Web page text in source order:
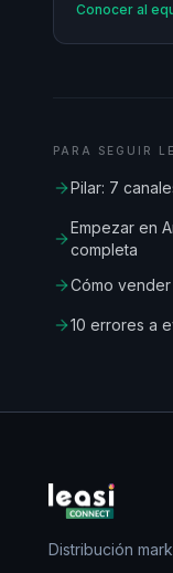
Conocer al
PARA SEGUIR
Pilar: 7
Empezar en
completa
Cómo
10 errores a
Distribución